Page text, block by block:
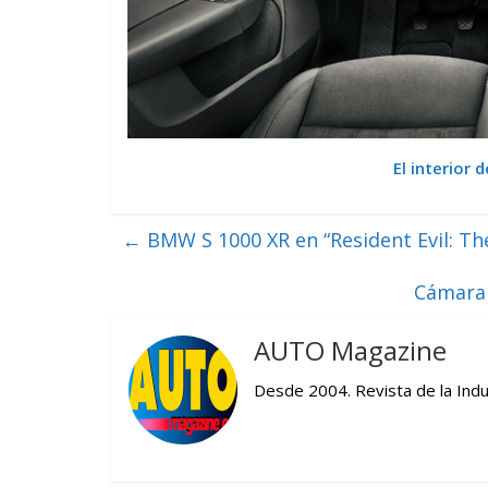
El interior
← BMW S 1000 XR en “Resident Evil:
AUTO Magazine
Desde 2004. Revista de la